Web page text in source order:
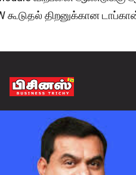
கூடுதல் திறனுக்கான